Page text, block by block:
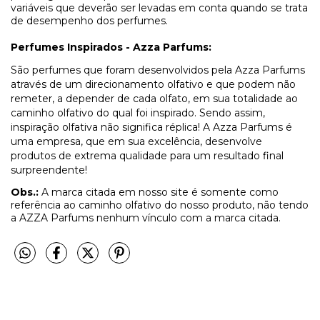
variáveis que deverão ser levadas em conta quando se trata
de desempenho dos perfumes.
Perfumes Inspirados - Azza Parfums:
São perfumes que foram desenvolvidos pela Azza Parfums
através de um direcionamento olfativo e que podem não
remeter, a depender de cada olfato, em sua totalidade ao
caminho olfativo do qual foi inspirado. Sendo assim,
inspiração olfativa não significa réplica! A Azza Parfums é
uma empresa, que em sua excelência, desenvolve
produtos de extrema qualidade para um resultado final
surpreendente!
Obs.: A marca citada em nosso site é somente como
referência ao caminho olfativo do nosso produto, não tendo
a AZZA Parfums nenhum vínculo com a marca citada.